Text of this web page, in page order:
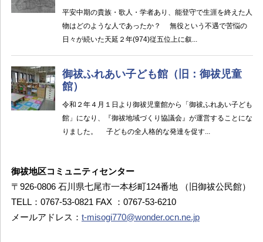
御祓地区コミュニティセンター
〒926-0806 石川県七尾市一本杉町124番地 （旧御祓公民館）
TELL：0767-53-0821 FAX ：0767-53-6210
メールアドレス： t-misogi770@wonder.ocn.ne.jp